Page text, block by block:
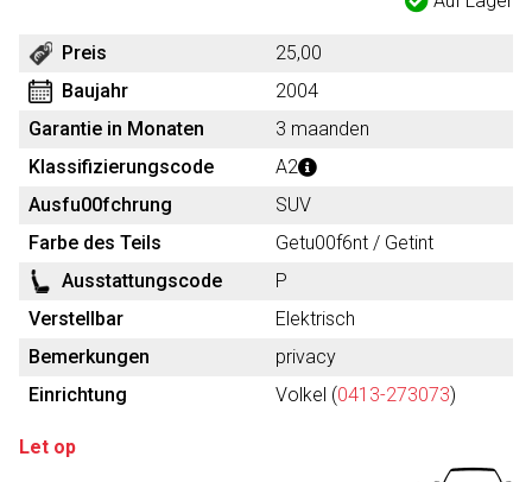
Preis
25,00
Baujahr
2004
Garantie in Monaten
3 maanden
Klassifizierungscode
A2
Ausfu00fchrung
SUV
Farbe des Teils
Getu00f6nt / Getint
Ausstattungscode
P
Verstellbar
Elektrisch
Bemerkungen
privacy
Einrichtung
Volkel (0413-273073)
Let op